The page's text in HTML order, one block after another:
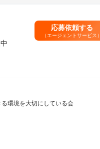
応募依頼する
（エージェントサービス）
環境を大切にしている会